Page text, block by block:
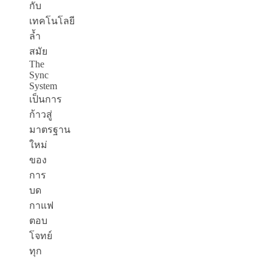
กับ
เทคโนโลยี
ล้ำ
สมัย
The
Sync
System
เป็นการ
ก้าวสู่
มาตรฐาน
ใหม่
ของ
การ
บด
กาแฟ
ตอบ
โจทย์
ทุก